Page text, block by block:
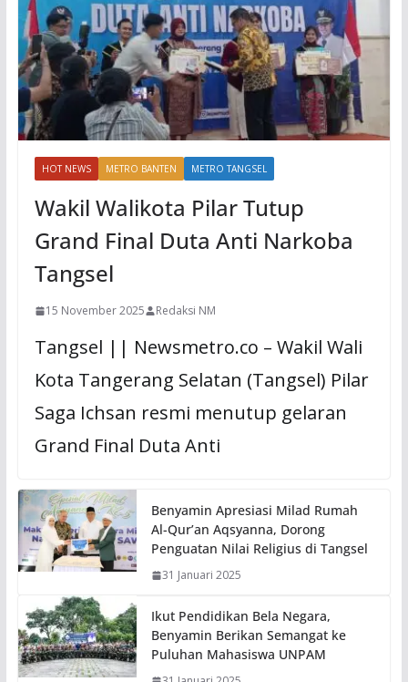
HOT NEWS METRO BANTEN METRO TANGSEL
Wakil Walikota Pilar Tutup
Grand Final Duta Anti Narkoba
Tangsel
15 November 2025 Redaksi NM
Tangsel || Newsmetro.co – Wakil Wali
Kota Tangerang Selatan (Tangsel) Pilar
Saga Ichsan resmi menutup gelaran
Grand Final Duta Anti
Benyamin Apresiasi Milad Rumah
Al-Qur’an Aqsyanna, Dorong
Penguatan Nilai Religius di Tangsel
31 Januari 2025
Ikut Pendidikan Bela Negara,
Benyamin Berikan Semangat ke
Puluhan Mahasiswa UNPAM